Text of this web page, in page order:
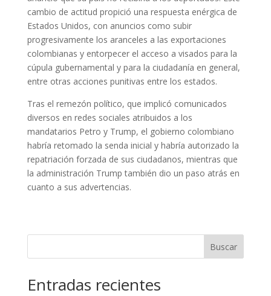
cambio de actitud propició una respuesta enérgica de
Estados Unidos, con anuncios como subir
progresivamente los aranceles a las exportaciones
colombianas y entorpecer el acceso a visados para la
cúpula gubernamental y para la ciudadanía en general,
entre otras acciones punitivas entre los estados.
Tras el remezón político, que implicó comunicados
diversos en redes sociales atribuidos a los
mandatarios Petro y Trump, el gobierno colombiano
habría retomado la senda inicial y habría autorizado la
repatriación forzada de sus ciudadanos, mientras que
la administración Trump también dio un paso atrás en
cuanto a sus advertencias.
Buscar
Entradas recientes